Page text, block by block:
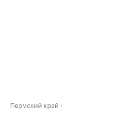
Пермский край